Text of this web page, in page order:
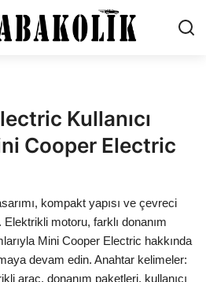
Kullanıcı
Cooper Electric
kompakt yapısı ve çevreci
motoru, farklı donanım
Mini Cooper Electric hakkında
devam edin. Anahtar kelimeler:
araç, donanım paketleri, kullanıcı